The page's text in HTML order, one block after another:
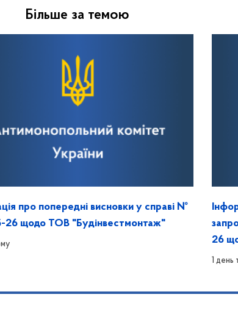
Більше за темою
про попередні висновки у справі №
26 щодо ТОВ "Будінвестмонтаж"
26
1 день